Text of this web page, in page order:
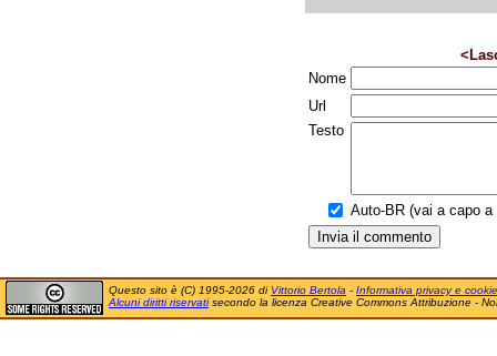
Nome
Url
Testo
Auto-BR (vai a capo a
Questo sito è (C) 1995-2026 di Vittorio Bertola - Informativa privacy e cookie
Alcuni diritti riservatisecondo la licenza Creative Commons Attribuzione -